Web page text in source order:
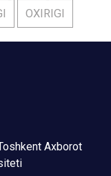
OXIRIGI
Axborot